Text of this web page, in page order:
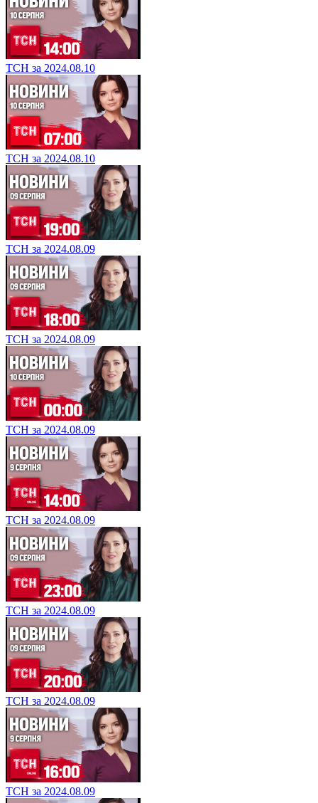
ТСН за 2024.08.10
ТСН за 2024.08.10
ТСН за 2024.08.09
ТСН за 2024.08.09
ТСН за 2024.08.09
ТСН за 2024.08.09
ТСН за 2024.08.09
ТСН за 2024.08.09
ТСН за 2024.08.09